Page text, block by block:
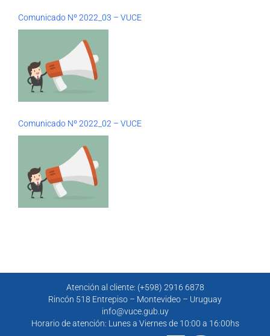
Comunicado Nº 2022_03 – VUCE
Comunicado Nº 2022_02 – VUCE
Atención al cliente: (+598) 2916 6878
Rincón 518 Entrepiso – Montevideo – Uruguay
info@vuce.gub.uy
Horario de atención: Lunes a Viernes de 10:00 a 16:00hs